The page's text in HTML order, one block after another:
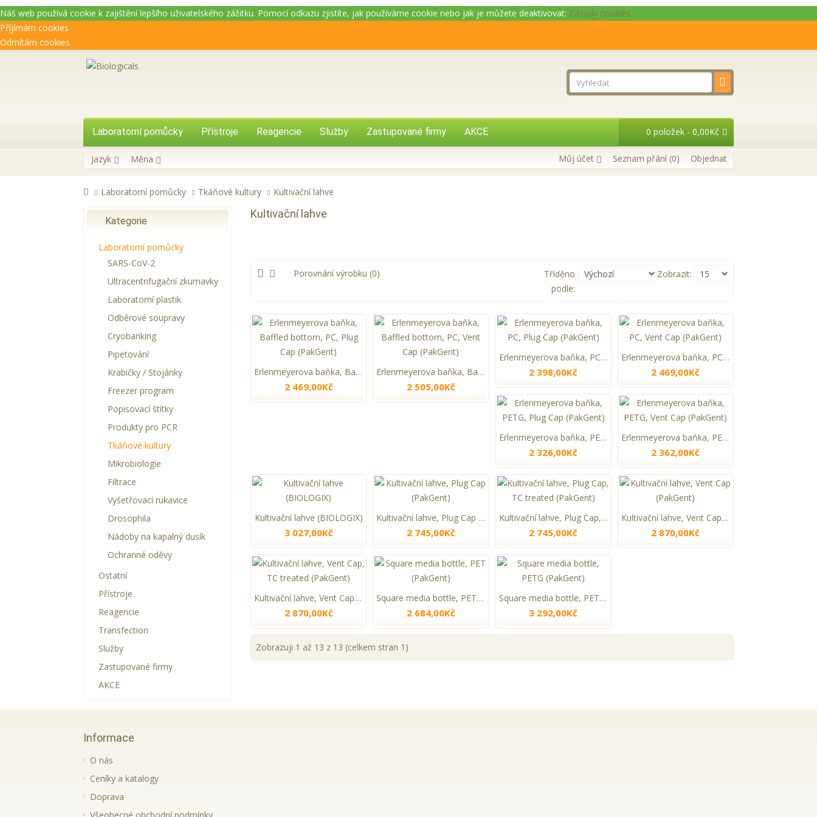
Náš web používá cookie k zajištění lepšího uživatelského zážitku. Pomocí odkazu zjistíte, jak používáme cookie nebo jak je můžete deaktivovat: Zásady cookies
Příjímám cookies
Odmítám cookies
Laboratorní pomůcky Přístroje Reagencie Služby Zastupované firmy AKCE 0 položek - 0,00Kč
Jazyk Měna Můj účet Seznam přání (0) Objednat
Laboratorní pomůcky Tkáňové kultury Kultivační lahve
Kategorie
Laboratorní pomůcky
SARS-CoV-2
Ultracentrifugační zkumavky
Laboratorní plastik
Odběrové soupravy
Cryobanking
Pipetování
Krabičky / Stojánky
Freezer program
Popisovací štítky
Produkty pro PCR
Tkáňové kultury
Mikrobiologie
Filtrace
Vyšetřovací rukavice
Drosophila
Nádoby na kapalný dusík
Ochranné oděvy
Ostatní
Přístroje
Reagencie
Transfection
Služby
Zastupované firmy
AKCE
Kultivační lahve
Porovnání výrobku (0) Zobrazit:
Tříděno
podle:
Erlenmeyerova baňka, Baffled bottom, PC, Plug Cap (PakGent)
2 469,00Kč
Erlenmeyerova baňka, Baffled bottom, PC, Vent Cap (PakGent)
2 505,00Kč
Erlenmeyerova baňka, PC, Plug Cap (PakGent)
2 398,00Kč
Erlenmeyerova baňka, PC, Vent Cap (PakGent)
2 469,00Kč
Erlenmeyerova baňka, PETG, Plug Cap (PakGent)
2 326,00Kč
Erlenmeyerova baňka, PETG, Vent Cap (PakGent)
2 362,00Kč
Kultivační lahve (BIOLOGIX)
3 027,00Kč
Kultivační lahve, Plug Cap (PakGent)
2 745,00Kč
Kultivační lahve, Plug Cap, TC treated (PakGent)
2 745,00Kč
Kultivační lahve, Vent Cap (PakGent)
2 870,00Kč
Kultivační lahve, Vent Cap, TC treated (PakGent)
2 870,00Kč
Square media bottle, PET (PakGent)
2 684,00Kč
Square media bottle, PETG (PakGent)
3 292,00Kč
Zobrazuji 1 až 13 z 13 (celkem stran 1)
Informace
O nás
Ceníky a katalogy
Doprava